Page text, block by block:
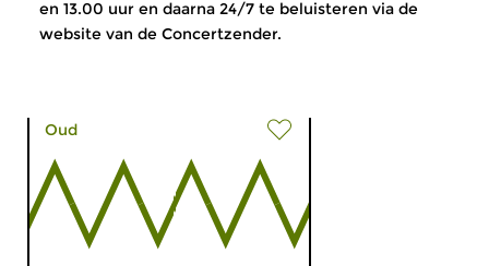
en 13.00 uur en daarna 24/7 te beluisteren via de
website van de Concertzender.
Oud